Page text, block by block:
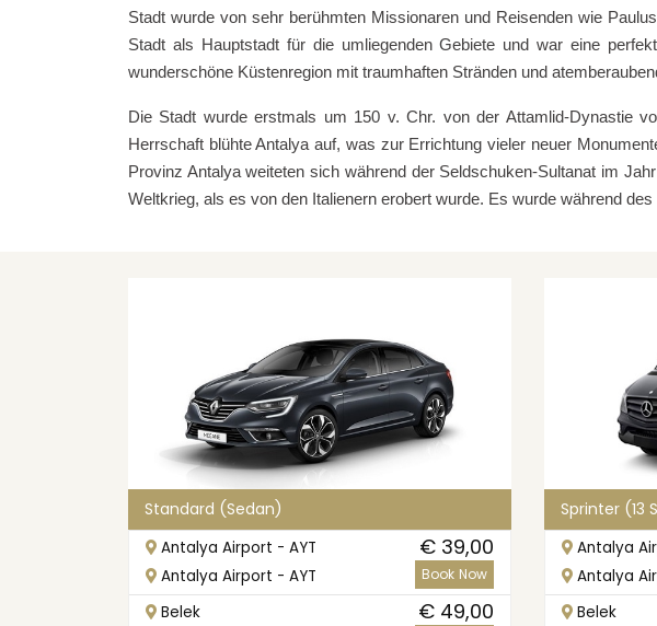
Stadt wurde von sehr berühmten Missionaren und Reisenden wie
Stadt als Hauptstadt für die umliegenden Gebiete und war eine
wunderschöne Küstenregion mit traumhaften Stränden und
Die Stadt wurde erstmals um 150 v. Chr. von der Attamlid-Dynastie
Herrschaft blühte Antalya auf, was zur Errichtung vieler neuer
Provinz Antalya weiteten sich während der Seldschuken-Sultanat im
Weltkrieg, als es von den Italienern erobert wurde. Es wurde während
Standard (Sedan)
Antalya Airport - AYT € 39,00
Antalya Airport - AYT Book Now
Belek € 49,00
Sprinter (13
Antalya
Antalya
Belek